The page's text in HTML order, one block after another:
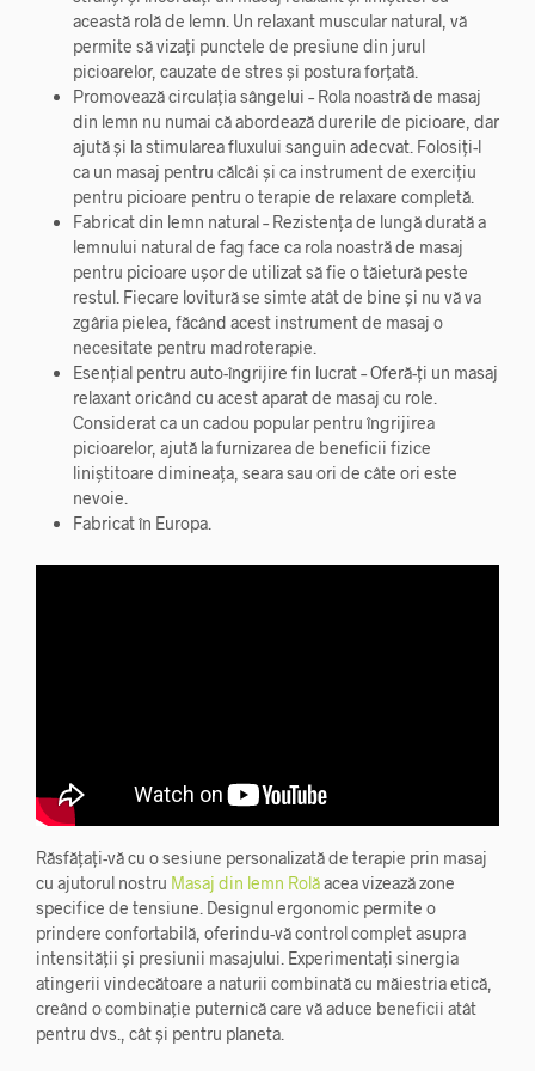
această rolă de lemn. Un relaxant muscular natural, vă
permite să vizați punctele de presiune din jurul
picioarelor, cauzate de stres și postura forțată.
Promovează circulația sângelui – Rola noastră de masaj
din lemn nu numai că abordează durerile de picioare, dar
ajută și la stimularea fluxului sanguin adecvat. Folosiți-l
ca un masaj pentru călcâi și ca instrument de exercițiu
pentru picioare pentru o terapie de relaxare completă.
Fabricat din lemn natural – Rezistența de lungă durată a
lemnului natural de fag face ca rola noastră de masaj
pentru picioare ușor de utilizat să fie o tăietură peste
restul. Fiecare lovitură se simte atât de bine și nu vă va
zgâria pielea, făcând acest instrument de masaj o
necesitate pentru madroterapie.
Esențial pentru auto-îngrijire fin lucrat – Oferă-ți un masaj
relaxant oricând cu acest aparat de masaj cu role.
Considerat ca un cadou popular pentru îngrijirea
picioarelor, ajută la furnizarea de beneficii fizice
liniștitoare dimineața, seara sau ori de câte ori este
nevoie.
Fabricat în Europa.
Răsfățați-vă cu o sesiune personalizată de terapie prin masaj
cu ajutorul nostru Masaj din lemn Rolăacea vizează zone
specifice de tensiune. Designul ergonomic permite o
prindere confortabilă, oferindu-vă control complet asupra
intensității și presiunii masajului. Experimentați sinergia
atingerii vindecătoare a naturii combinată cu măiestria etică,
creând o combinație puternică care vă aduce beneficii atât
pentru dvs., cât și pentru planeta.